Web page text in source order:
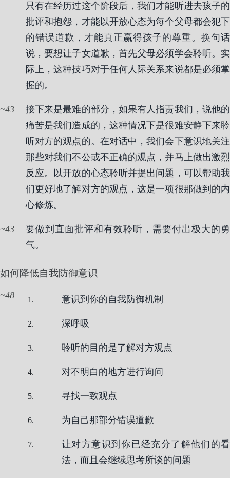
只有在经历过这个阶段后，我们才能听进去孩子的
批评和抱怨，才能以开放心态为每个父母都会犯下
的错误道歉，才能真正赢得孩子的尊重。换句话
说，要想让子女道歉，首先父母必须学会聆听。实
际上，这种技巧对于任何人际关系来说都是必须掌
握的。
43
接下来是最难的部分，如果有人指责我们，说他的
痛苦是我们造成的，这种情况下是很难安静下来聆
听对方的观点的。在对话中，我们会下意识地关注
那些对我们不公或不正确的观点，并马上做出激烈
反应。以开放的心态聆听并提出问题，可以帮助我
们更好地了解对方的观点，这是一项很那做到的内
心修炼。
43
要做到直面批评和有效聆听，需要付出极大的勇
气。
如何降低自我防御意识
48 意识到你的自我防御机制
深呼吸
聆听的目的是了解对方观点
对不明白的地方进行询问
寻找一致观点
为自己那部分错误道歉
让对方意识到你已经充分了解他们的看
法，而且会继续思考所谈的问题